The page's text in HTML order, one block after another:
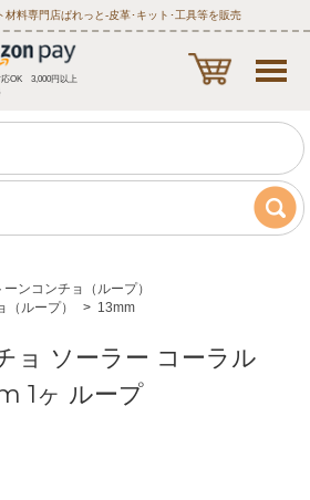
材料専門店ぱれっと‐皮革･キット･工具等を販売
応OK 3,000円以上
ーンコンチョ（ループ）
ループ） > 13mm
ョ ソーラー コーラル
1ヶ ループ